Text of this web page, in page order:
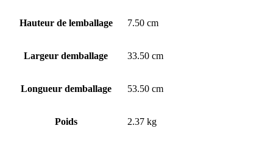
Hauteur de lemballage 7.50 cm
Largeur demballage 33.50 cm
Longueur demballage 53.50 cm
Poids 2.37 kg